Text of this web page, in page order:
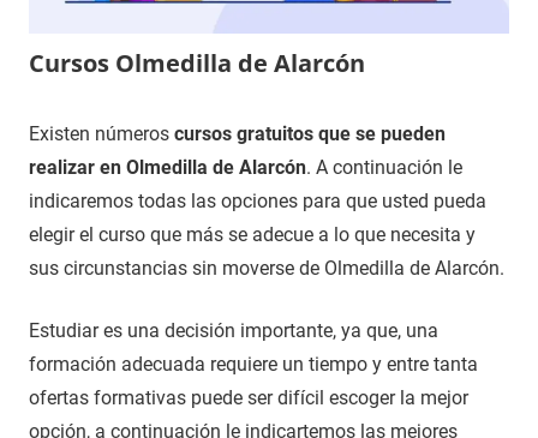
Cursos Olmedilla de Alarcón
10
de
septiembre
2021
Maria
Cursos
en
Cuenca
Existen números cursos gratuitos que se pueden
realizar en Olmedilla de Alarcón. A continuación le
indicaremos todas las opciones para que usted pueda
elegir el curso que más se adecue a lo que necesita y
sus circunstancias sin moverse de Olmedilla de Alarcón.
Estudiar es una decisión importante, ya que, una
formación adecuada requiere un tiempo y entre tanta
ofertas formativas puede ser difícil escoger la mejor
opción, a continuación le indicartemos las mejores